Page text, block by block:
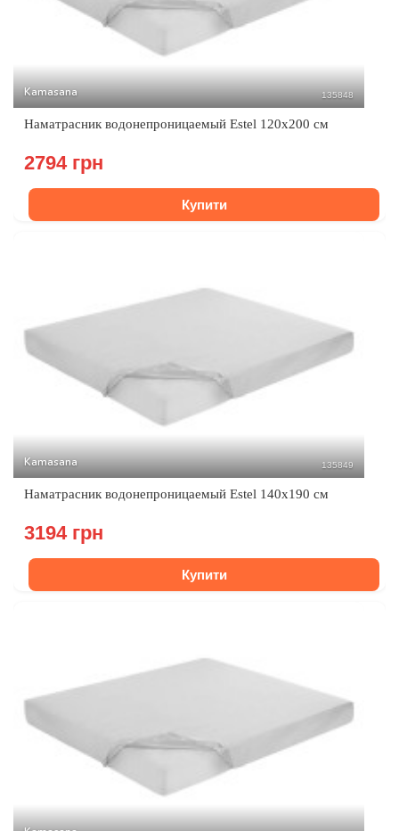
Kamasana 135848
Наматрасник водонепроницаемый Estel 120x200 см
2794 грн
Купити
Kamasana 135849
Наматрасник водонепроницаемый Estel 140x190 см
3194 грн
Купити